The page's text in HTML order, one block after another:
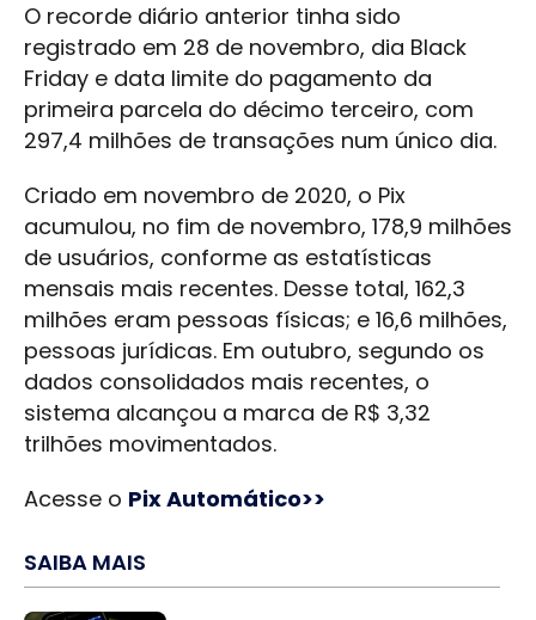
O recorde diário anterior tinha sido
registrado em 28 de novembro, dia Black
Friday e data limite do pagamento da
primeira parcela do décimo terceiro, com
297,4 milhões de transações num único dia.
Criado em novembro de 2020, o Pix
acumulou, no fim de novembro, 178,9 milhões
de usuários, conforme as estatísticas
mensais mais recentes. Desse total, 162,3
milhões eram pessoas físicas; e 16,6 milhões,
pessoas jurídicas. Em outubro, segundo os
dados consolidados mais recentes, o
sistema alcançou a marca de R$ 3,32
trilhões movimentados.
Acesse o Pix Automático>>
SAIBA MAIS